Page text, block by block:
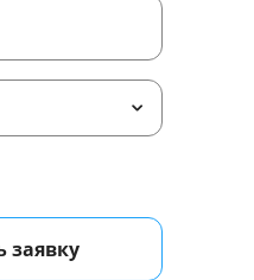
заявку